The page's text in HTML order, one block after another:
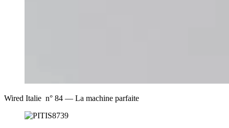
Wired Italie n° 84 — La machine parfaite